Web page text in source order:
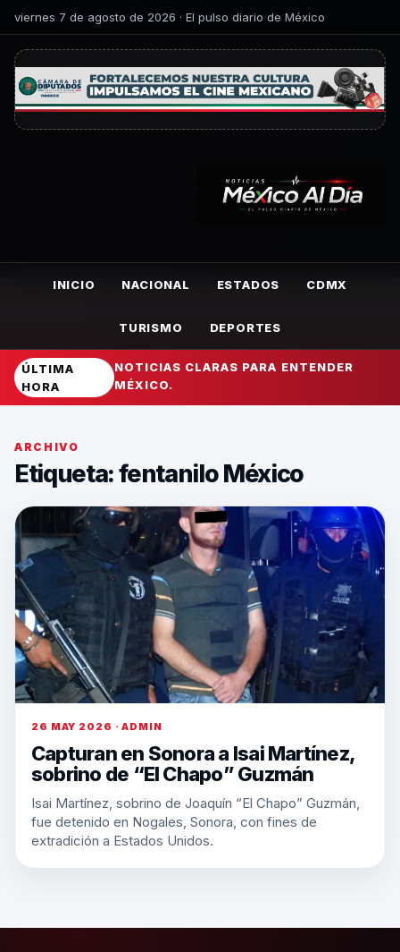
viernes 7 de agosto de 2026 · El pulso diario de México
INICIO NACIONAL ESTADOS CDMX
TURISMO DEPORTES
ÚLTIMA
HORA
NOTICIAS CLARAS PARA ENTENDER
MÉXICO.
ARCHIVO
Etiqueta:fentanilo México
26 MAY 2026 · ADMIN
Capturan en Sonora a Isai Martínez,
sobrino de “El Chapo” Guzmán
Isai Martínez, sobrino de Joaquín “El Chapo” Guzmán,
fue detenido en Nogales, Sonora, con fines de
extradición a Estados Unidos.